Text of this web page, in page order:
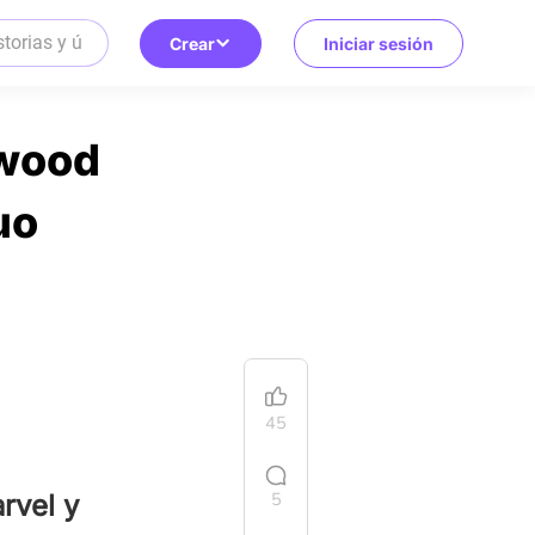
Crear Iniciar sesión
y
45
5